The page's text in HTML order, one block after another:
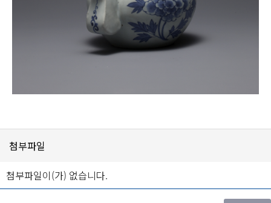
첨부파일
첨부파일이(가) 없습니다.